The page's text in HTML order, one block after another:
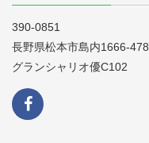
390-0851
長野県松本市島内1666-478
グランシャリオ優C102